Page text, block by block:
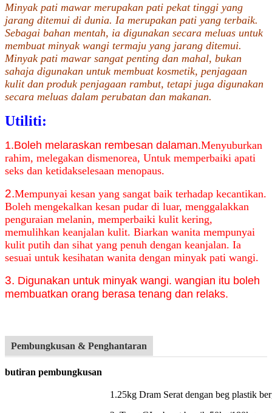
Minyak pati mawar merupakan pati pekat tinggi yang
jarang ditemui di dunia. Ia merupakan pati yang terbaik.
Sebagai bahan mentah, ia digunakan secara meluas untuk
membuat minyak wangi termaju yang jarang ditemui.
Minyak pati mawar sangat penting dan mahal, bukan
sahaja digunakan untuk membuat kosmetik, penjagaan
kulit dan produk penjagaan rambut, tetapi juga digunakan
secara meluas dalam perubatan dan makanan.
Utiliti:
1.Boleh melaraskan rembesan dalaman.Menyuburkan
rahim, melegakan dismenorea, Untuk memperbaiki apati
seks dan ketidakselesaan menopaus.
2.Mempunyai kesan yang sangat baik terhadap kecantikan.
Boleh mengekalkan kesan pudar di luar, menggalakkan
penguraian melanin, memperbaiki kulit kering,
memulihkan keanjalan kulit. Biarkan wanita mempunyai
kulit putih dan sihat yang penuh dengan keanjalan. Ia
sesuai untuk kesihatan wanita dengan minyak pati wangi.
3. Digunakan untuk minyak wangi. wangian itu boleh
membuatkan orang berasa tenang dan relaks.
Pembungkusan & Penghantaran
butiran pembungkusan
1.25kg Dram Serat dengan beg plastik